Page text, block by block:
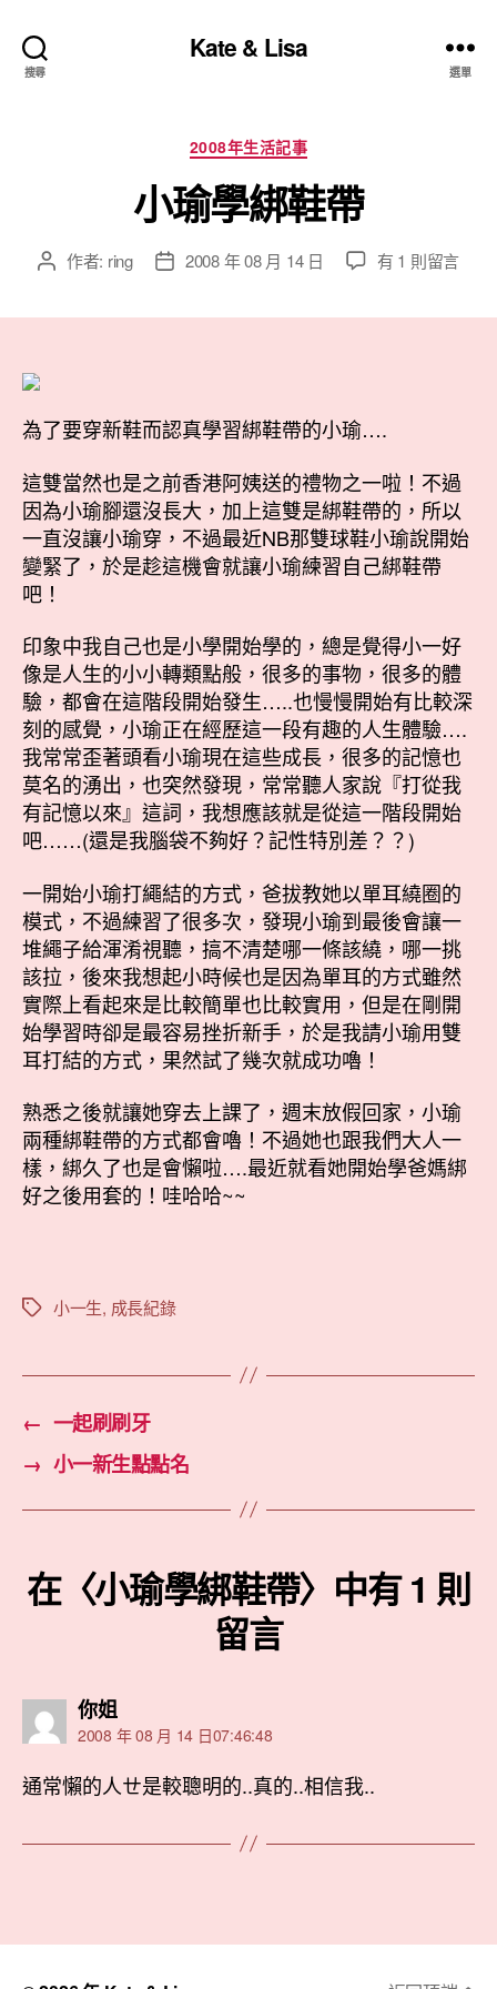
搜尋
Kate & Lisa
選單
分
類
2008年生活記事
小瑜學綁鞋帶
文 作者: ring
文 2008 年 08 月 14 日
在
中
有 1 則留言
為了要穿新鞋而認真學習綁鞋帶的小瑜….
這雙當然也是之前香港阿姨送的禮物之一啦！不過
因為小瑜腳還沒長大，加上這雙是綁鞋帶的，所以
一直沒讓小瑜穿，不過最近NB那雙球鞋小瑜說開始
變緊了，於是趁這機會就讓小瑜練習自己綁鞋帶
吧！
印象中我自己也是小學開始學的，總是覺得小一好
像是人生的小小轉類點般，很多的事物，很多的體
驗，都會在這階段開始發生…..也慢慢開始有比較深
刻的感覺，小瑜正在經歷這一段有趣的人生體驗….
我常常歪著頭看小瑜現在這些成長，很多的記憶也
莫名的湧出，也突然發現，常常聽人家說『打從我
有記憶以來』這詞，我想應該就是從這一階段開始
吧……(還是我腦袋不夠好？記性特別差？？)
一開始小瑜打繩結的方式，爸拔教她以單耳繞圈的
模式，不過練習了很多次，發現小瑜到最後會讓一
堆繩子給渾淆視聽，搞不清楚哪一條該繞，哪一挑
該拉，後來我想起小時候也是因為單耳的方式雖然
實際上看起來是比較簡單也比較實用，但是在剛開
始學習時卻是最容易挫折新手，於是我請小瑜用雙
耳打結的方式，果然試了幾次就成功嚕！
熟悉之後就讓她穿去上課了，週末放假回家，小瑜
兩種綁鞋帶的方式都會嚕！不過她也跟我們大人一
樣，綁久了也是會懶啦….最近就看她開始學爸媽綁
好之後用套的！哇哈哈~~
標
小一生, 成長紀錄
← 一起刷刷牙
→ 小一新生點點名
在〈小瑜學綁鞋帶〉中有 1 則
留言
你姐表
示:
2008 年 08 月 14 日07:46:48
通常懶的人ㄝ是較聰明的..真的..相信我..